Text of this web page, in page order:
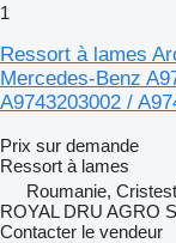
1
Ressort à lames
Mercedes-Benz
A9743203002 /
Prix sur demande
Ressort à lames
Roumanie,
ROYAL DRU AGRO
Contacter le vendeur